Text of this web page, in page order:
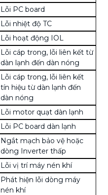
Lỗi PC board
Lỗi nhiệt độ TC
Lỗi hoạt động IOL
Lỗi cáp trong, lỗi liên kết từ
dàn lạnh đến dàn nóng
Lỗi cáp trong, lỗi liên kết
tín hiệu từ dàn lạnh đến
dàn nóng
Lỗi motor quạt dàn lạnh
Lỗi PC board dàn lạnh
Ngắt mạch bảo vệ hoặc
dòng Inverter thấp
Lỗi vị trí máy nén khí
Phát hiện lỗi dòng máy
nén khí